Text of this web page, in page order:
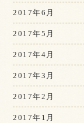
2017年6月
2017年5月
2017年4月
2017年3月
2017年2月
2017年1月